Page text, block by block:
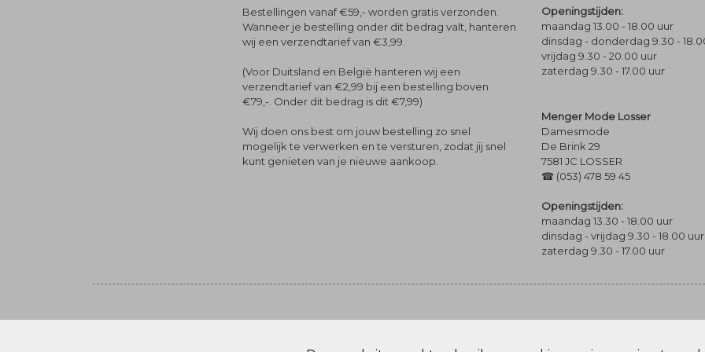
Bestellingen vanaf €59,- worden gratis verzonden.
Wanneer je bestelling onder dit bedrag valt, hanteren
wij een verzendtarief van €3,99.
(Voor Duitsland en België hanteren wij een
verzendtarief van €2,99 bij een bestelling boven
€79,-. Onder dit bedrag is dit €7,99)
Wij doen ons best om jouw bestelling zo snel
mogelijk te verwerken en te versturen, zodat jij snel
kunt genieten van je nieuwe aankoop.
Openingstijden:
maandag 13.00 - 18.00 uur
dinsdag - donderdag 9.30 -
vrijdag 9.30 - 20.00 uur
zaterdag 9.30 - 17.00 uur
Menger Mode Losser
Damesmode
De Brink 29
7581 JC LOSSER
☎ (053) 478 59 45
Openingstijden:
maandag 13.30 - 18.00 uur
dinsdag - vrijdag 9.30 - 18.00 uur
zaterdag 9.30 - 17.00 uur